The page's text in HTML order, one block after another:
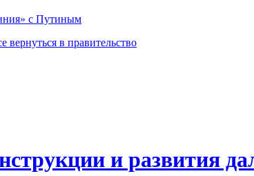
с Путиным
в правительство
и развития